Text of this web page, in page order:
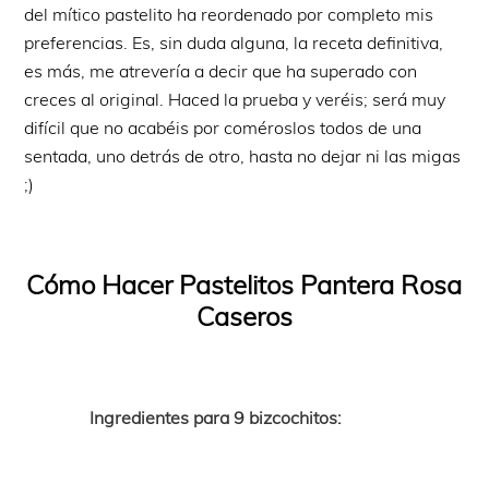
del mítico pastelito ha reordenado por completo mis
preferencias. Es, sin duda alguna, la receta definitiva,
es más, me atrevería a decir que ha superado con
creces al original. Haced la prueba y veréis; será muy
difícil que no acabéis por coméroslos todos de una
sentada, uno detrás de otro, hasta no dejar ni las migas
;)
Cómo Hacer Pastelitos Pantera Rosa
Caseros
Ingredientes para 9 bizcochitos: